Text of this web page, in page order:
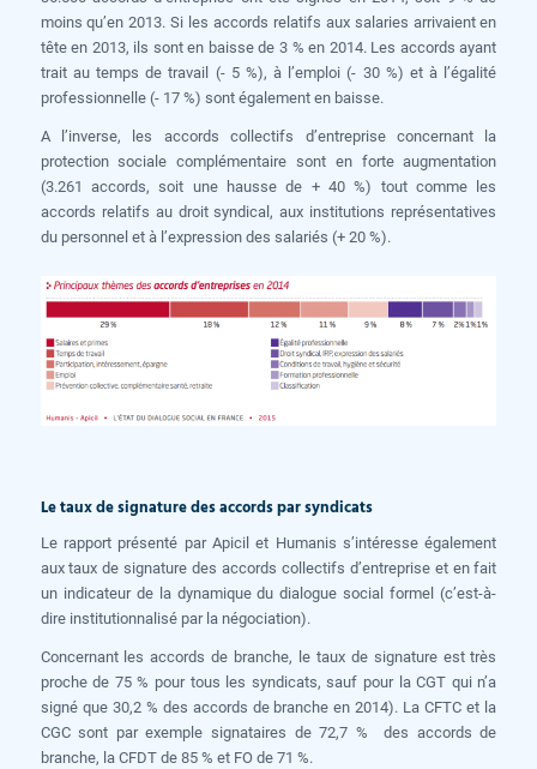
moins qu’en 2013. Si les accords relatifs aux salaries arrivaient en
tête en 2013, ils sont en baisse de 3 % en 2014. Les accords ayant
trait au temps de travail (- 5 %), à l’emploi (- 30 %) et à l’égalité
professionnelle (- 17 %) sont également en baisse.
A l’inverse, les accords collectifs d’entreprise concernant la
protection sociale complémentaire sont en forte augmentation
(3.261 accords, soit une hausse de + 40 %) tout comme les
accords relatifs au droit syndical, aux institutions représentatives
du personnel et à l’expression des salariés (+ 20 %).
Le taux de signature des accords par syndicats
Le rapport présenté par Apicil et Humanis s’intéresse également
aux taux de signature des accords collectifs d’entreprise et en fait
un indicateur de la dynamique du dialogue social formel (c’est-à-
dire institutionnalisé par la négociation).
Concernant les accords de branche, le taux de signature est très
proche de 75 % pour tous les syndicats, sauf pour la CGT qui n’a
signé que 30,2 % des accords de branche en 2014). La CFTC et la
CGC sont par exemple signataires de 72,7 % des accords de
branche, la CFDT de 85 % et FO de 71 %.